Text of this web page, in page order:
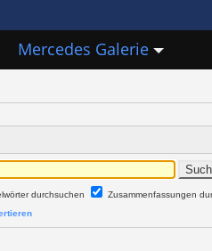
Mercedes Galerie
durchsuchen Zusammenfassungen